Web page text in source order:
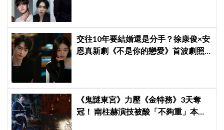
交往10年要結婚還是分手？徐康俊×安
恩真新劇《不是你的戀愛》首波劇照
《鬼謎東宮》力壓《金特務》3天奪
冠！ 南柱赫演技被酸「不夠重」本人